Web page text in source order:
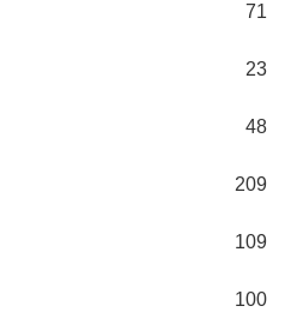
71
23
48
209
109
100